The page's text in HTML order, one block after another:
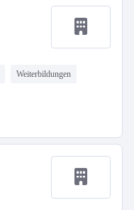
Weiterbildungen